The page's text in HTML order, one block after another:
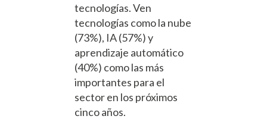
tecnologías. Ven
tecnologías como la nube
(73%), IA (57%) y
aprendizaje automático
(40%) como las más
importantes para el
sector en los próximos
cinco años.